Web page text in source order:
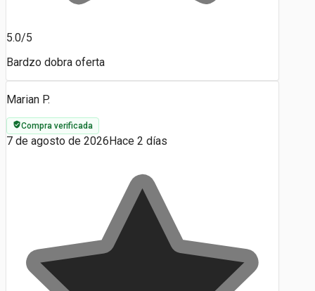
5.0/5
Bardzo dobra oferta
Marian P.
Compra verificada
7 de agosto de 2026 Hace 2 días